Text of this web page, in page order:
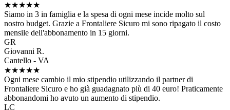
★★★★★
Siamo in 3 in famiglia e la spesa di ogni mese incide molto sul
nostro budget. Grazie a Frontaliere Sicuro mi sono ripagato il costo
mensile dell'abbonamento in 15 giorni.
GR
Giovanni R.
Cantello - VA
★★★★★
Ogni mese cambio il mio stipendio utilizzando il partner di
Frontaliere Sicuro e ho già guadagnato più di 40 euro! Praticamente
abbonandomi ho avuto un aumento di stipendio.
LC